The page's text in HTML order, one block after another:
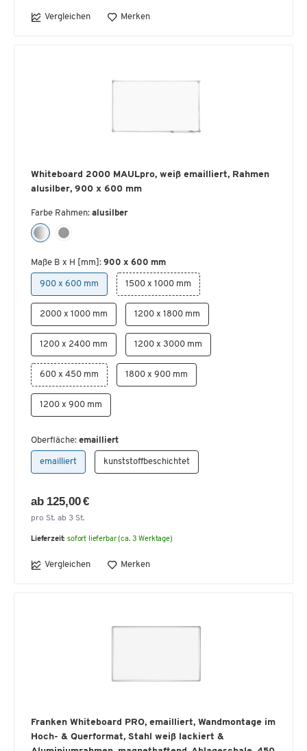
Vergleichen Merken
Whiteboard 2000 MAULpro, weiß emailliert, Rahmen
alusilber, 900 x 600 mm
Farbe Rahmen: alusilber
Maße B x H [mm]: 900 x 600 mm
900 x 600 mm 1500 x 1000 mm
2000 x 1000 mm 1200 x 1800 mm
1200 x 2400 mm 1200 x 3000 mm
600 x 450 mm 1800 x 900 mm
1200 x 900 mm
Oberfläche: emailliert
emailliert kunststoffbeschichtet
ab 125,00 €
pro St. ab 3 St.
Lieferzeit: sofort lieferbar (ca. 3 Werktage)
Vergleichen Merken
Franken Whiteboard PRO, emailliert, Wandmontage im
Hoch- & Querformat, Stahl weiß lackiert &